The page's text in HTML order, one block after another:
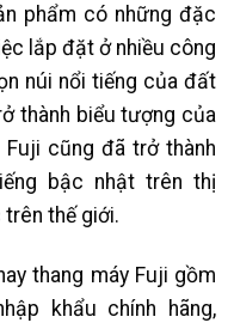
phẩm có những đặc
lắp đặt ở nhiều công
núi nổi tiếng của đất
thành biểu tượng của
cũng đã trở thành
bậc nhật trên thị
thế giới.
thang máy Fuji gồm
khẩu chính hãng,